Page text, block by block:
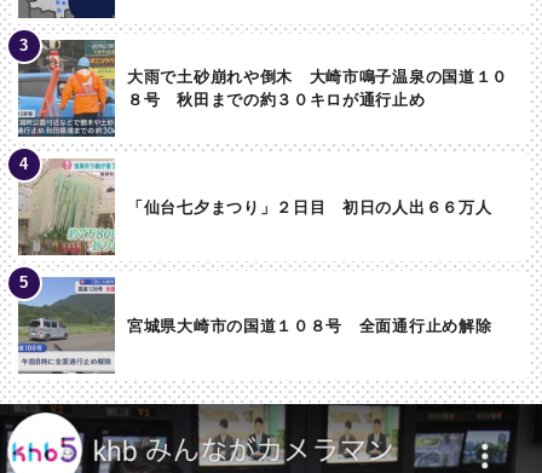
大雨で土砂崩れや倒木 大崎市鳴子温泉の国道１０
８号 秋田までの約３０キロが通行止め
「仙台七夕まつり」２日目 初日の人出６６万人
宮城県大崎市の国道１０８号 全面通行止め解除